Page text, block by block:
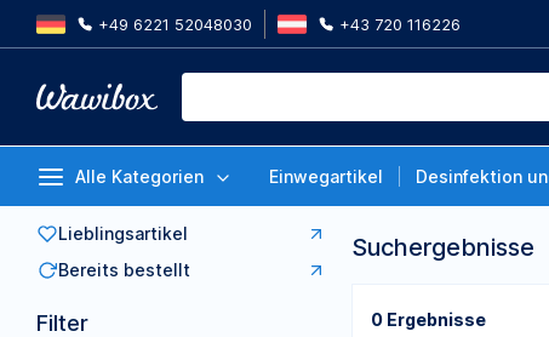
+49 6221 52048030 +43 720 116226
Alle Kategorien Einwegartikel Desinfektion
Lieblingsartikel
Bereits bestellt
Filter
Suchergebnisse
0 Ergebnisse